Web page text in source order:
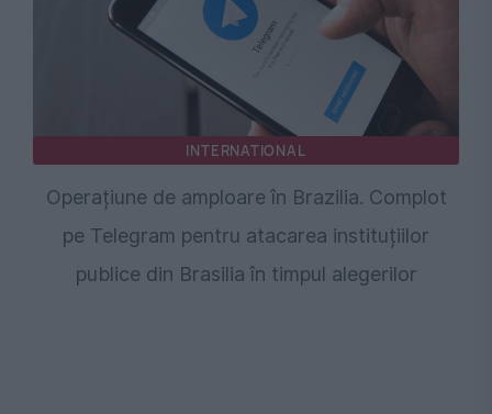
INTERNATIONAL
Operațiune de amploare în Brazilia. Complot
pe Telegram pentru atacarea instituțiilor
publice din Brasilia în timpul alegerilor